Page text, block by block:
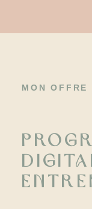
MON OFFRE